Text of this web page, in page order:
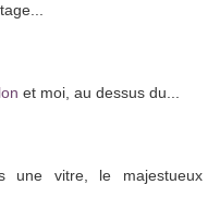
et moi, au dessus du...
une vitre, le majestueux